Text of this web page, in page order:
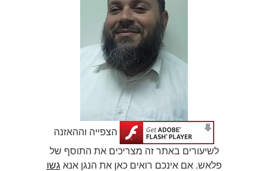
הצפייה וההאזנה
לשיעורים באתר זה מצריכים את התוסף של
פלאש. אם אינכם רואים כאן את הנגן אנאגשו